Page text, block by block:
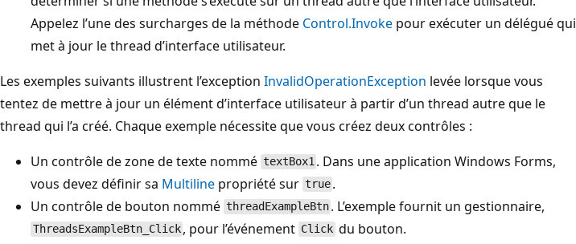
Appelez l’une des surcharges de la méthode Control.Invoke pour exécuter un délégué qui
met à jour le thread d’interface utilisateur.
Les exemples suivants illustrent l’exception InvalidOperationException levée lorsque vous
tentez de mettre à jour un élément d’interface utilisateur à partir d’un thread autre que le
thread qui l’a créé. Chaque exemple nécessite que vous créez deux contrôles :
Un contrôle de zone de texte nommé textBox1 . Dans une application Windows Forms,
vous devez définir sa Multiline propriété sur true .
Un contrôle de bouton nommé threadExampleBtn . L’exemple fournit un gestionnaire,
ThreadsExampleBtn_Click , pour l’événement Clickdu bouton.